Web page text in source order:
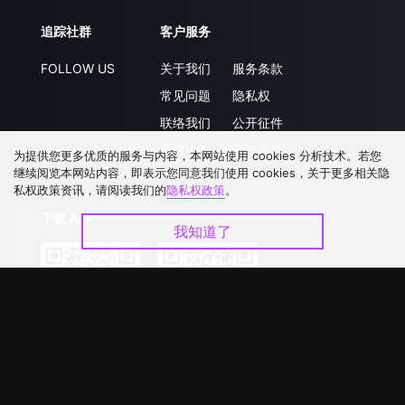
追踪社群
FOLLOW US
客户服务
关于我们
常见问题
联络我们
升级VIP
服务条款
隐私权
公开征件
合作洽談
下载 APP
为提供您更多优质的服务与内容，本网站使用 cookies 分析技术。若您
继续阅览本网站内容，即表示您同意我们使用 cookies，关于更多相关隐
私权政策资讯，请阅读我们的隐私权政策。
我知道了